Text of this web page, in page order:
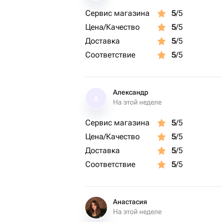
✔ Орехи пекан и миндаль –
✔ Медовое суфле со вкусом
дополнение.
Почему это идеальный подарок?
🎁 Эксклюзивная упаковка –
🍫 Премиальное качество – только
искусственных добавок.
Подарите моменты сладкого
Подарок для сестры, подарок на
девушки, подарок для мамы
Сервис магазина 5/5
Цена/Качество
5/5
Доставка
5/5
Соответствие
5/5
Александр
На этой неделе
Сервис магазина 5/5
Цена/Качество
5/5
Доставка
5/5
Соответствие
5/5
Анастасия
На этой неделе